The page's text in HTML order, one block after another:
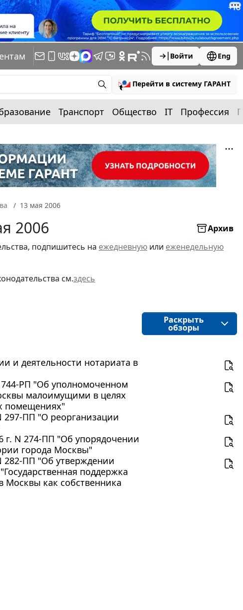
Войти Eng
Перейти в систему ГАРАНТ
Транспорт Общество IT Профессия
13 мая 2006
2006
Архив
подпишитесь на ежедневную или еженедельную
см.здесь
Раскрыть
обзоры
и деятельности нотариата в
РП "Об уполномоченном
малоимущими в целях
помещениях"
297-ПП "О реорганизации
г. N 274-ПП "Об упорядочении
города Москвы"
282-ПП "Об утверждении
поддержка
Москвы как собственника